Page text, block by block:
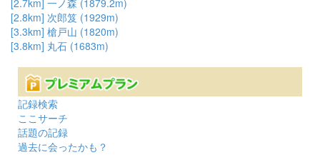
[2.7km] 一ノ森 (1879.2m)
[2.8km] 次郎笈 (1929m)
[3.3km] 槍戸山 (1820m)
[3.8km] 丸石 (1683m)
記録検索
ここサーチ
話題の記録
過去に会ったかも？